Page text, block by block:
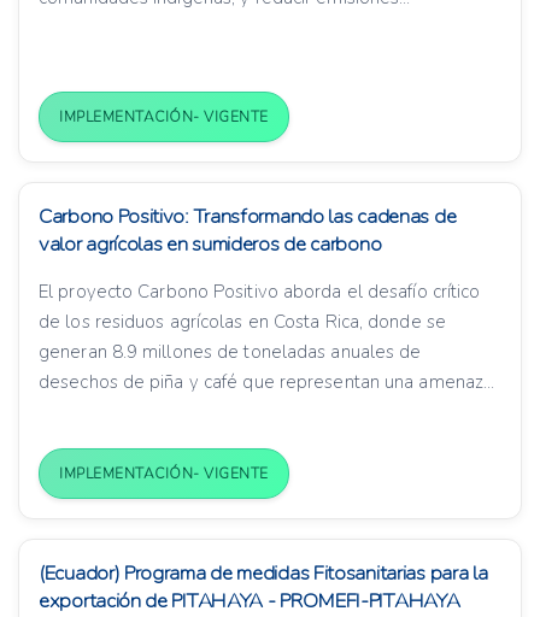
IMPLEMENTACIÓN- VIGENTE
Carbono Positivo: Transformando las cadenas de
valor agrícolas en sumideros de carbono
El proyecto Carbono Positivo aborda el desafío crítico
de los residuos agrícolas en Costa Rica, donde se
generan 8.9 millones de toneladas anuales de
desechos de piña y café que representan una amenaz...
IMPLEMENTACIÓN- VIGENTE
(Ecuador) Programa de medidas Fitosanitarias para la
exportación de PITAHAYA - PROMEFI-PITAHAYA